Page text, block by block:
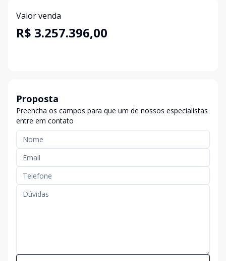
Valor venda
R$ 3.257.396,00
Proposta
Preencha os campos para que um de nossos especialistas
entre em contato